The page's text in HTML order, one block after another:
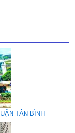
TÂN BÌNH